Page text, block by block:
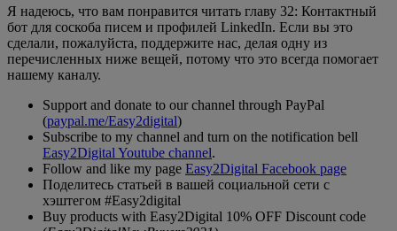
Я надеюсь, что вам понравится читать главу 32: Контактный
бот для соскоба писем и профилей LinkedIn. Если вы это
сделали, пожалуйста, поддержите нас, делая одну из
перечисленных ниже вещей, потому что это всегда помогает
нашему каналу.
Support and donate to our channel through PayPal
(paypal.me/Easy2digital)
Subscribe to my channel and turn on the notification bell
Easy2Digital Youtube channel.
Follow and like my page Easy2Digital Facebook page
Поделитесь статьей в вашей социальной сети с
хэштегом #Easy2digital
Buy products with Easy2Digital 10% OFF Discount code